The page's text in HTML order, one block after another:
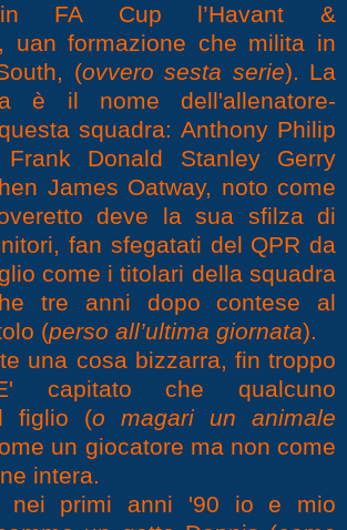
in FA Cup l’Havant &
uan formazione che milita in
(ovvero sesta serie). La
è il nome dell'allenatore-
squadra: Anthony Philip
Donald Stanley Gerry
James Oatway, noto come
deve la sua sfilza di
fan sfegatati del QPR da
come i titolari della squadra
tre anni dopo contese al
(perso all’ultima giornata).
una cosa bizzarra, fin troppo
capitato che qualcuno
figlio (o magari un animale
un giocatore ma non come
intera.
nei primi anni '90 io e mio